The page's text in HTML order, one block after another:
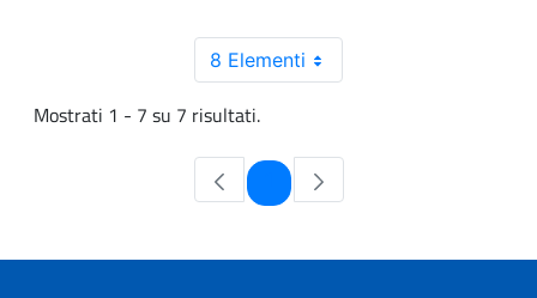
8 Elementi
Mostrati 1 - 7 su 7 risultati.
Pagina